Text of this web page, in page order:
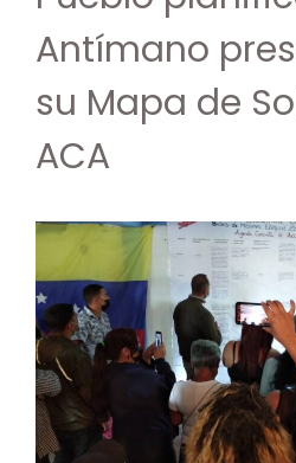
Antímano
su Mapa de
ACA